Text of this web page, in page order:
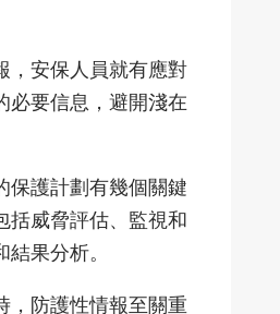
，安保人員就有應對
必要信息，避開淺在
保護計劃有幾個關鍵
括威脅評估、監視和
果分析。
，防護性情報至關重